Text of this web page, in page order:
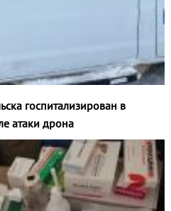
госпитализирован в
атаки дрона